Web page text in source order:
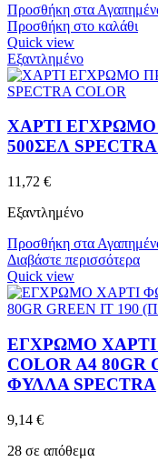
Προσθήκη στα
Προσθήκη στο καλάθι
Quick view
Εξαντλημένο
ΧΑΡΤΙ ΕΓΧΡΩΜΟ
500ΣΕΛ
11,72 €
Εξαντλημένο
Προσθήκη στα
Διαβάστε περισσότερα
Quick view
ΕΓΧΡΩΜΟ
COLOR A4 80GR
ΦΥΛΛΑ SPECTRA
9,14 €
28 σε απόθεμα